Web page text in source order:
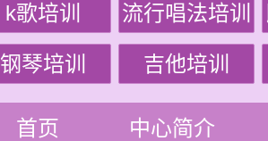
k歌培训 流行唱法培训
钢琴培训 吉他培训
首页 中心简介